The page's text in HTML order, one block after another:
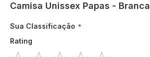
Camisa Unissex Papas - Branca
Sua Classificação
Rating